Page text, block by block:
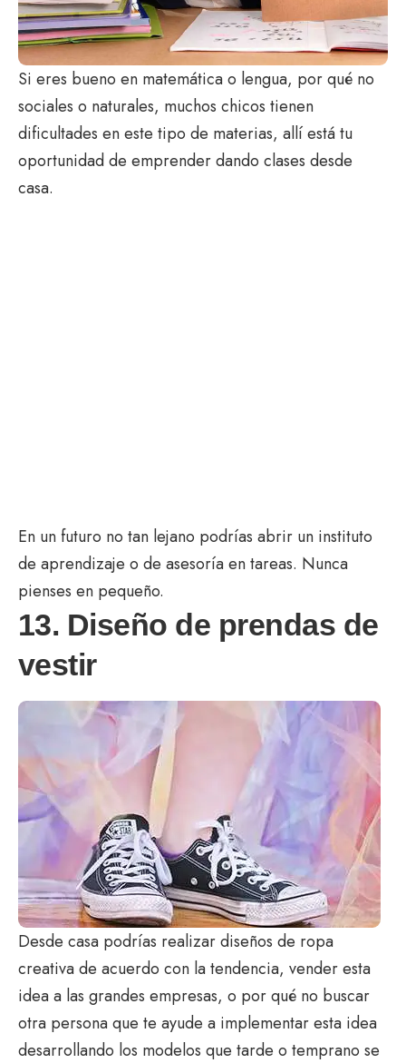
Si eres bueno en matemática o lengua, por qué no
sociales o naturales, muchos chicos tienen
dificultades en este tipo de materias, allí está tu
oportunidad de emprender dando clases desde
casa.
En un futuro no tan lejano podrías abrir un instituto
de aprendizaje o de asesoría en tareas. Nunca
pienses en pequeño.
13. Diseño de prendas de
vestir
Desde casa podrías realizar diseños de ropa
creativa de acuerdo con la tendencia, vender esta
idea a las grandes empresas, o por qué no buscar
otra persona que te ayude a implementar esta idea
desarrollando los modelos que tarde o temprano se